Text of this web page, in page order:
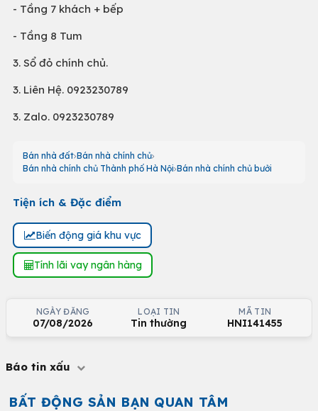
- Tầng 7 khách + bếp
- Tầng 8 Tum
3. Sổ đỏ chính chủ.
3. Liên Hệ. 0923230789
3. Zalo. 0923230789
Bán nhà đất Bán nhà chính chủ
Bán nhà chính chủ Thành phố Hà Nội Bán nhà chính chủ bưởi
Tiện ích & Đặc điểm
Biến động giá khu vực
Tính lãi vay ngân hàng
NGÀY ĐĂNG
07/08/2026
LOẠI TIN
Tin thường
MÃ TIN
HNI141455
Báo tin xấu
BẤT ĐỘNG SẢN BẠN QUAN TÂM